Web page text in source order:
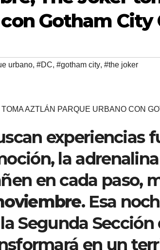
Gotham City
urbano, #DC, #gotham city, #the joker
AZTLÁN PARQUE URBANO CON
experiencias
la
en cada paso,
. Esa
Segunda Sección
en un